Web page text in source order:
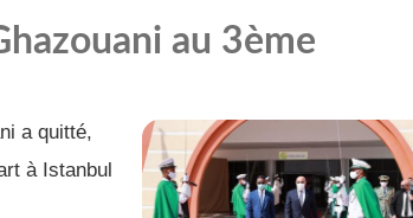
au 3ème
a quitté,
à Istanbul